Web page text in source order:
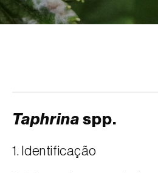
Fumagina (Capnodium spp.
Moniliose (Monilinia spp.
Morte-súbita-do-sobreiro (
Taphrina spp.
1. Identificação